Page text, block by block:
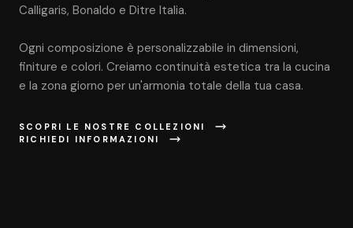
Calligaris, Bonaldo e Ditre Italia.
Ogni composizione è personalizzabile in dimensioni,
finiture e colori. Creiamo continuità estetica tra la cucina
e la zona giorno per un'armonia totale della tua casa.
SCOPRI LE NOSTRE COLLEZIONI
RICHIEDI INFORMAZIONI